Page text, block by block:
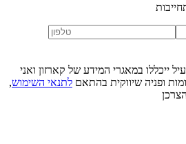
ייכללו במאגרי המידע של קארזון ואני
ופניה שיווקית בהתאם לתנאי השימוש,